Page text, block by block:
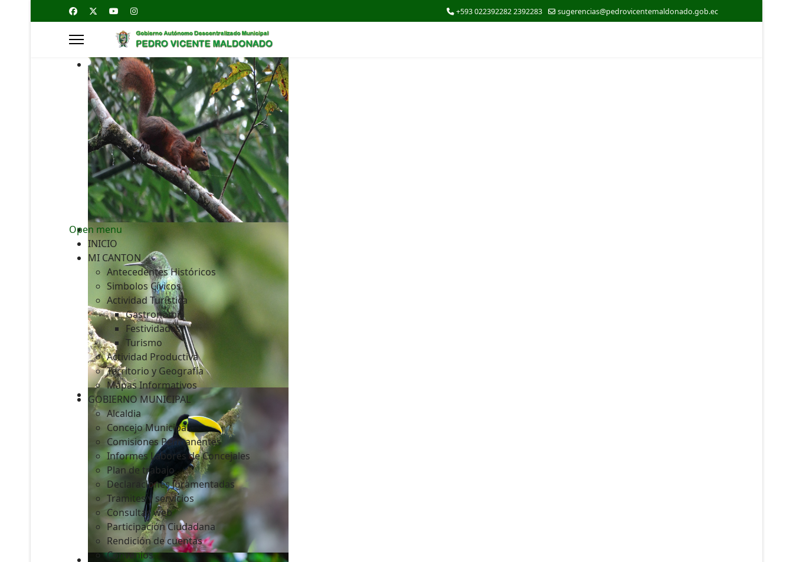
+593 022392282 2392283 sugerencias@pedrovicentemaldonado.gob.ec
Open menu
INICIO
MI CANTON
Antecedentes Históricos
Simbolos Cívicos
Actividad Turística
Gastronomía
Festividades
Turismo
Actividad Productiva
Territorio y Geografía
Mapas Informativos
GOBIERNO MUNICIPAL
Alcaldia
Concejo Municipal
Comisiones Permanentes
Informes Labores de Concejales
Plan de trabajo
Declaraciones Juramentadas
Tramites y servicios
Consultas web
Participación Ciudadana
Rendición de cuentas
Convenios